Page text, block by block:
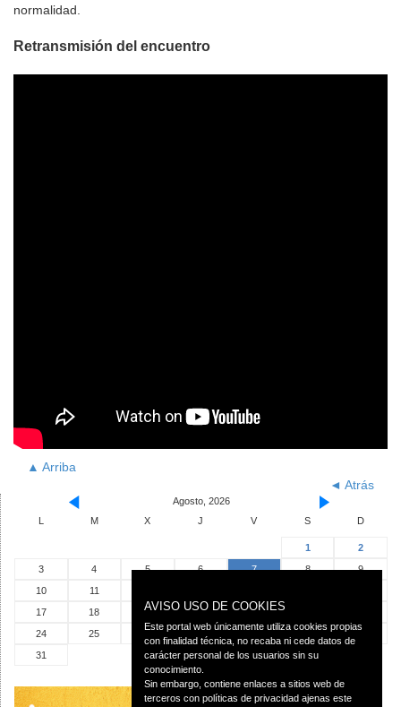
normalidad.
Retransmisión del encuentro
▲ Arriba
◄ Atrás
Agosto, 2026
L
M X J V S D
1
2
3
4 5 6 7 8
9
10
11
17
18 19 20 21
24
25 26 27 28 29
30
31
AVISO USO DE COOKIES
Este portal web únicamente utiliza cookies propias
con finalidad técnica, no recaba ni cede datos de
carácter personal de los usuarios sin su
conocimiento.
Sin embargo, contiene enlaces a sitios web de
terceros con políticas de privacidad ajenas este